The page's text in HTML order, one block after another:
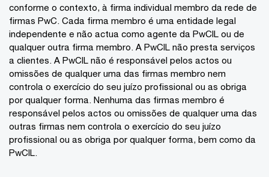
conforme o contexto, à firma individual membro da rede de
firmas PwC. Cada firma membro é uma entidade legal
independente e não actua como agente da PwCIL ou de
qualquer outra firma membro. A PwCIL não presta serviços
a clientes. A PwCIL não é responsável pelos actos ou
omissões de qualquer uma das firmas membro nem
controla o exercício do seu juízo profissional ou as obriga
por qualquer forma. Nenhuma das firmas membro é
responsável pelos actos ou omissões de qualquer uma das
outras firmas nem controla o exercício do seu juízo
profissional ou as obriga por qualquer forma, bem como da
PwCIL.